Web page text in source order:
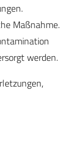
Maßnahme.
werden.